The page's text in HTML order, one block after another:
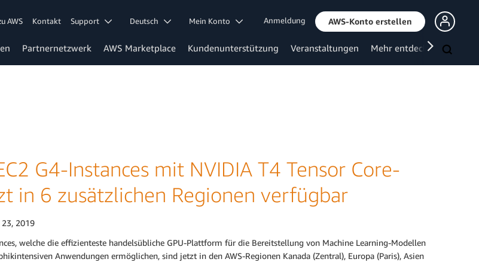
AWS Kontakt Support Deutsch Mein Konto Anmeldung AWS-Konto erstellen
Partnernetzwerk AWS Marketplace Kundenunterstützung Veranstaltungen Mehr entdecken
G4-Instances mit NVIDIA T4 Tensor Core-
in 6 zusätzlichen Regionen verfügbar
23, 2019
welche die effizienteste handelsübliche GPU-Plattform für die Bereitstellung von Machine Learning-Modellen
Anwendungen ermöglichen, sind jetzt in den AWS-Regionen Kanada (Zentral), Europa (Paris), Asien